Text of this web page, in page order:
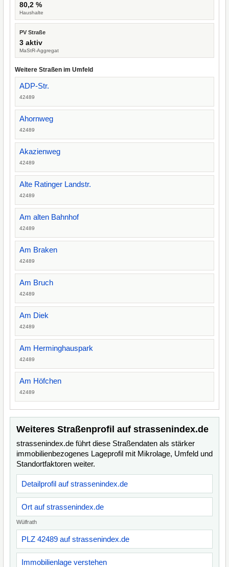
80,2 %
Haushalte
PV Straße
3 aktiv
MaStR-Aggregat
Weitere Straßen im Umfeld
ADP-Str.
42489
Ahornweg
42489
Akazienweg
42489
Alte Ratinger Landstr.
42489
Am alten Bahnhof
42489
Am Braken
42489
Am Bruch
42489
Am Diek
42489
Am Herminghauspark
42489
Am Höfchen
42489
Weiteres Straßenprofil auf strassenindex.de
strassenindex.de führt diese Straßendaten als stärker
immobilienbezogenes Lageprofil mit Mikrolage, Umfeld und
Standortfaktoren weiter.
Detailprofil auf strassenindex.de
Ort auf strassenindex.de
Wülfrath
PLZ 42489 auf strassenindex.de
Immobilienlage verstehen